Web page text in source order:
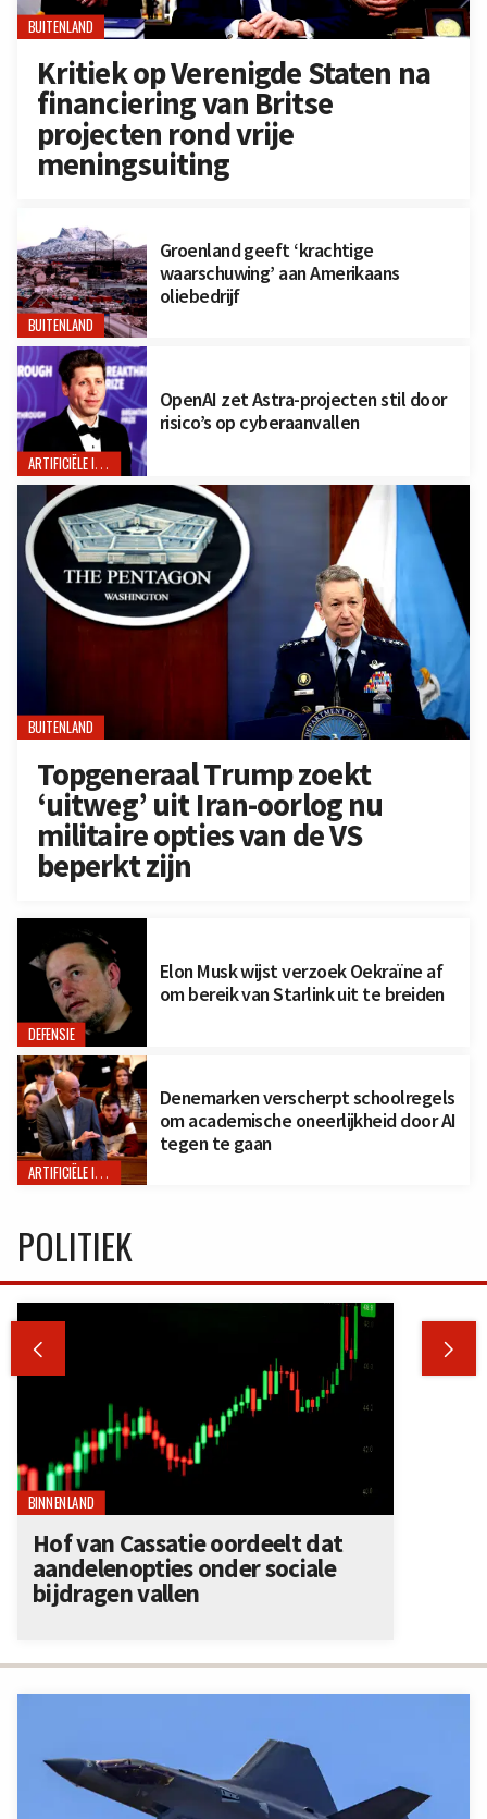
BUITENLAND
Kritiek op Verenigde Staten na
financiering van Britse
projecten rond vrije
meningsuiting
BUITENLAND
Groenland geeft ‘krachtige
waarschuwing’ aan Amerikaans
oliebedrijf
ARTIFICIËLE INTELLIGENTIE
OpenAI zet Astra-projecten stil door
risico’s op cyberaanvallen
BUITENLAND
Topgeneraal Trump zoekt
‘uitweg’ uit Iran-oorlog nu
militaire opties van de VS
beperkt zijn
DEFENSIE
Elon Musk wijst verzoek Oekraïne af
om bereik van Starlink uit te breiden
ARTIFICIËLE INTELLIGENTIE
Denemarken verscherpt schoolregels
om academische oneerlijkheid door AI
tegen te gaan
POLITIEK
 
BINNENLAND
Hof van Cassatie oordeelt dat
aandelenopties onder sociale
bijdragen vallen